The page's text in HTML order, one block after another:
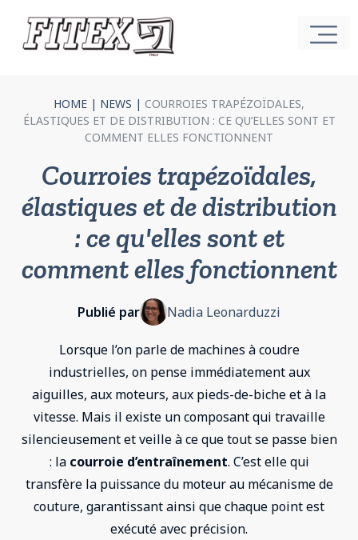
HOME | NEWS | COURROIES TRAPÉZOÏDALES,
ÉLASTIQUES ET DE DISTRIBUTION : CE QU’ELLES SONT ET
COMMENT ELLES FONCTIONNENT
Courroies trapézoïdales,
élastiques et de distribution
: ce qu'elles sont et
comment elles fonctionnent
Publié par Nadia Leonarduzzi
Lorsque l’on parle de machines à coudre
industrielles, on pense immédiatement aux
aiguilles, aux moteurs, aux pieds-de-biche et à la
vitesse. Mais il existe un composant qui travaille
silencieusement et veille à ce que tout se passe bien
: lacourroie d’entraînement. C’est elle qui
transfère la puissance du moteur au mécanisme de
couture, garantissant ainsi que chaque point est
exécuté avec précision.